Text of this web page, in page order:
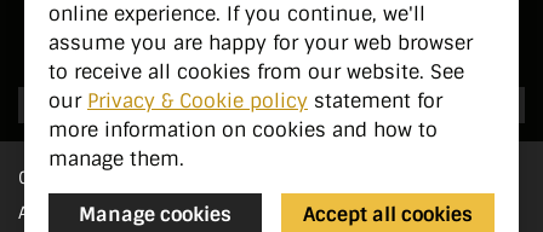
online experience. If you continue, we'll
assume you are happy for your web browser
to receive all cookies from our website. See
our Privacy & Cookie policy statement for
more information on cookies and how to
manage them.
Manage cookies Accept all cookies
Eolas don Phobal
Cé Sinn Féin?
An Méid a Dhéanaimid